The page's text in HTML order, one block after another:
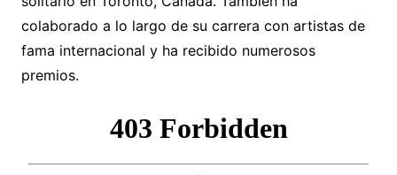
colaborado a lo largo de su carrera con artistas de
fama internacional y ha recibido numerosos
premios.